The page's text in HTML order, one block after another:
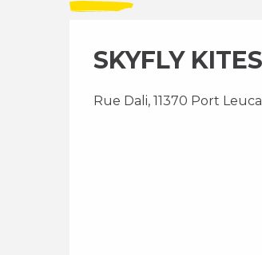
SKYFLY
Rue Dali, 11370 Port